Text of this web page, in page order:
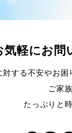
気軽にお問
対する不安やお困
ご家
たっぷりと